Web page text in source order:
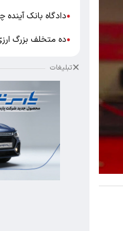
●دادگاه بانک آینده
●ده متخلف بزرگ
تبلیغات